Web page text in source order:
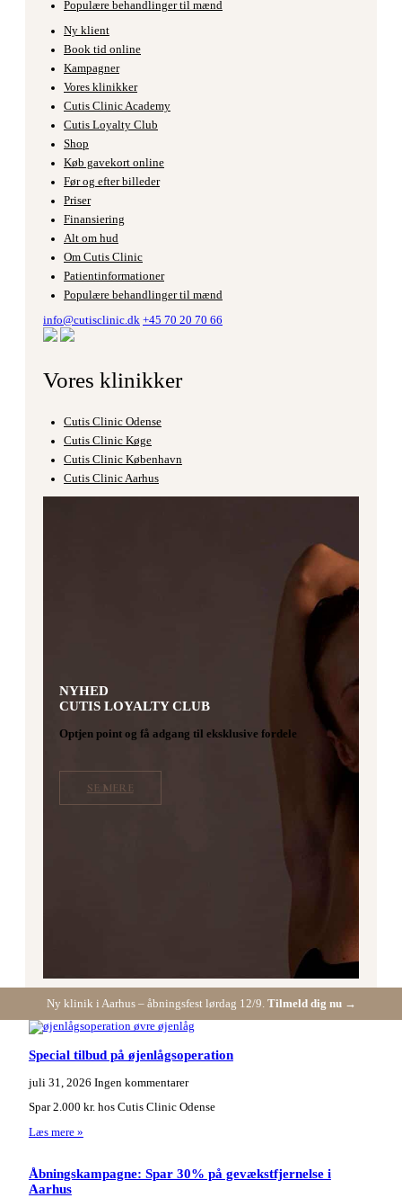
Populære behandlinger til mænd
Ny klient
Book tid online
Kampagner
Vores klinikker
Cutis Clinic Academy
Cutis Loyalty Club
Shop
Køb gavekort online
Før og efter billeder
Priser
Finansiering
Alt om hud
Om Cutis Clinic
Patientinformationer
Populære behandlinger til mænd
info@cutisclinic.dk +45 70 20 70 66
Vores klinikker
Cutis Clinic Odense
Cutis Clinic Køge
Cutis Clinic København
Cutis Clinic Aarhus
NYHED
CUTIS LOYALTY CLUB
Optjen point og få adgang til eksklusive fordele
SE MERE
Ny klinik i Aarhus – åbningsfest lørdag 12/9. Tilmeld dig nu →
Special tilbud på øjenlågsoperation
juli 31, 2026 Ingen kommentarer
Spar 2.000 kr. hos Cutis Clinic Odense
Læs mere »
Åbningskampagne: Spar 30% på gevækstfjernelse i
Aarhus